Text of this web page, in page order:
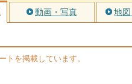
動画・写真 地
トを掲載しています。